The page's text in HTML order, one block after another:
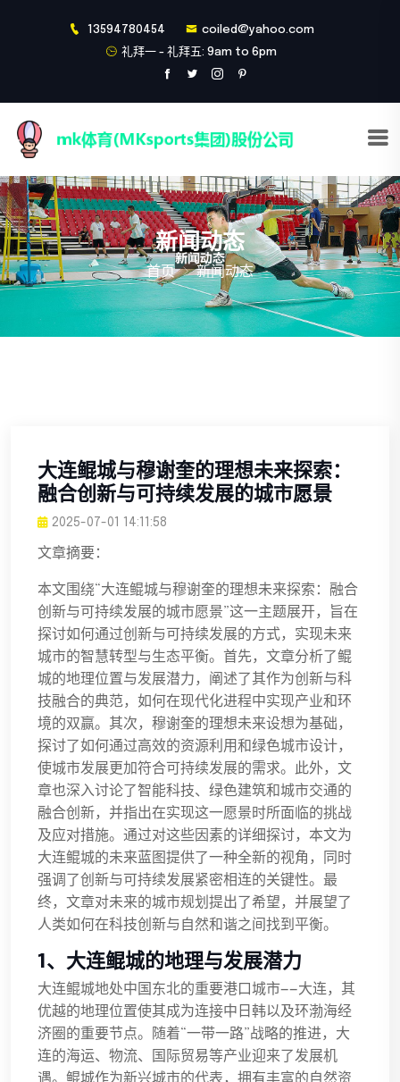
13594780454
coiled@yahoo.com
礼拜一 - 礼拜五: 9am to 6pm
新闻动态
首页 新闻动态
大连鲲城与穆谢奎的理想未来探索：
融合创新与可持续发展的城市愿景
2025-07-01 14:11:58
文章摘要：
本文围绕“大连鲲城与穆谢奎的理想未来探索：融合
创新与可持续发展的城市愿景”这一主题展开，旨在
探讨如何通过创新与可持续发展的方式，实现未来
城市的智慧转型与生态平衡。首先，文章分析了鲲
城的地理位置与发展潜力，阐述了其作为创新与科
技融合的典范，如何在现代化进程中实现产业和环
境的双赢。其次，穆谢奎的理想未来设想为基础，
探讨了如何通过高效的资源利用和绿色城市设计，
使城市发展更加符合可持续发展的需求。此外，文
章也深入讨论了智能科技、绿色建筑和城市交通的
融合创新，并指出在实现这一愿景时所面临的挑战
及应对措施。通过对这些因素的详细探讨，本文为
大连鲲城的未来蓝图提供了一种全新的视角，同时
强调了创新与可持续发展紧密相连的关键性。最
终，文章对未来的城市规划提出了希望，并展望了
人类如何在科技创新与自然和谐之间找到平衡。
1、大连鲲城的地理与发展潜力
大连鲲城地处中国东北的重要港口城市——大连，其
优越的地理位置使其成为连接中日韩以及环渤海经
济圈的重要节点。随着“一带一路”战略的推进，大
连的海运、物流、国际贸易等产业迎来了发展机
遇。鲲城作为新兴城市的代表，拥有丰富的自然资